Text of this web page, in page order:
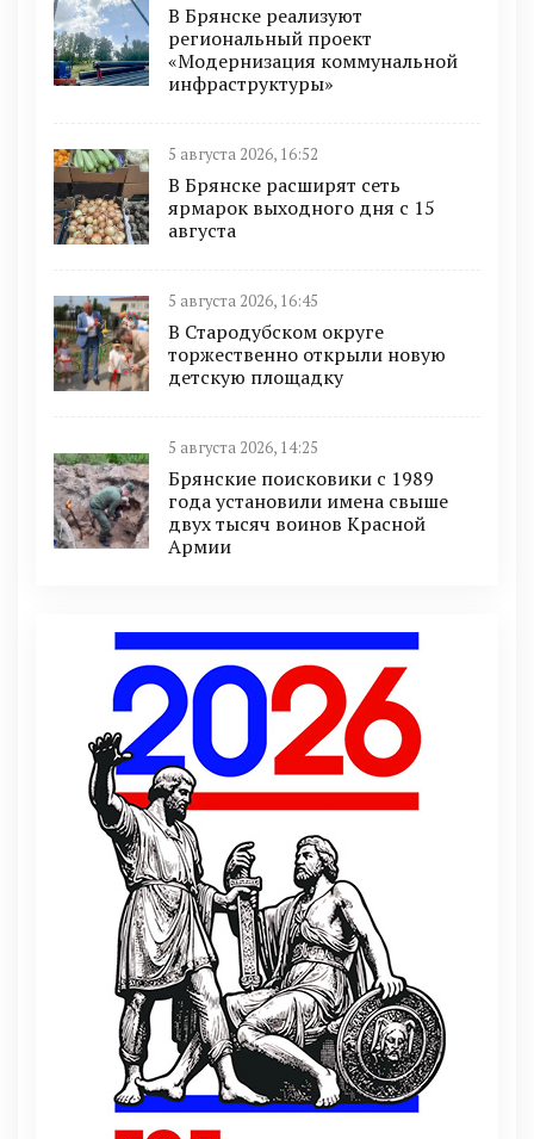
В Брянске реализуют
региональный проект
«Модернизация коммунальной
инфраструктуры»
5 августа 2026, 16:52
В Брянске расширят сеть
ярмарок выходного дня с 15
августа
5 августа 2026, 16:45
В Стародубском округе
торжественно открыли новую
детскую площадку
5 августа 2026, 14:25
Брянские поисковики с 1989
года установили имена свыше
двух тысяч воинов Красной
Армии